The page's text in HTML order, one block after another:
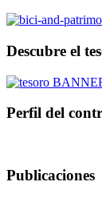
Descubre el
Perfil del
Publicaciones